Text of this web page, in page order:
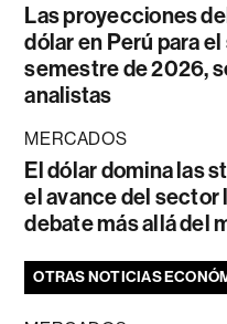
Las proyecciones
dólar en Perú para
semestre de 2026,
analistas
MERCADOS
El dólar domina las
el avance del sector
debate más allá del
OTRAS NOTICIAS